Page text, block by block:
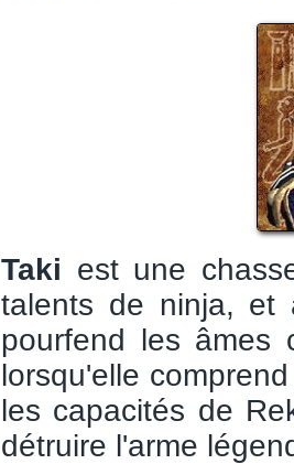
Taki est une
talents de ninja, et
pourfend les âmes
lorsqu'elle
les capacités de
détruire l'arme